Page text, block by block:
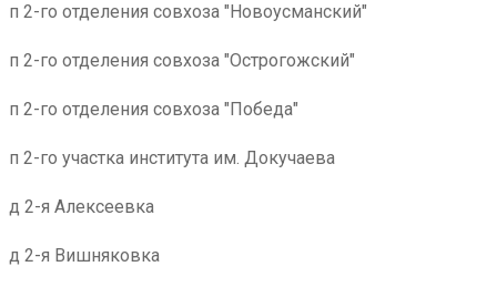
п 2-го отделения совхоза "Новоусманский"
п 2-го отделения совхоза "Острогожский"
п 2-го отделения совхоза "Победа"
п 2-го участка института им. Докучаева
д 2-я Алексеевка
д 2-я Вишняковка